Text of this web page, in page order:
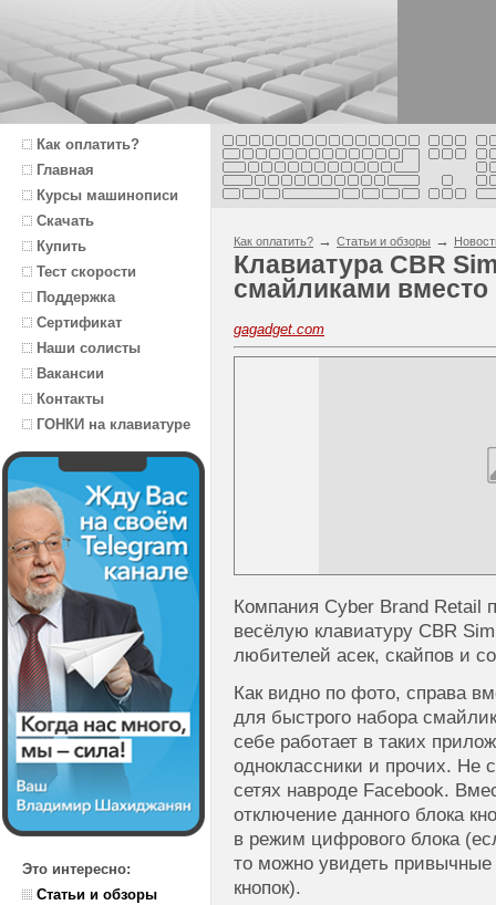
Как оплатить?
Главная
Курсы машинописи
Скачать
Купить
Тест скорости
Поддержка
Сертификат
Наши солисты
Вакансии
Контакты
ГОНКИ на клавиатуре
Это интересно:
Статьи и обзоры
Как оплатить? → Статьи и обзоры →
Клавиатура CBR
смайликами
gagadget.com
Компания Cyber Brand Retail
весёлую клавиатуру CBR
любителей асек, скайпов и
Как видно по фото, справа
для быстрого набора
себе работает в таких
одноклассники и прочих. Не
сетях навроде Facebook.
отключение данного блока
в режим цифрового блока
то можно увидеть
кнопок).